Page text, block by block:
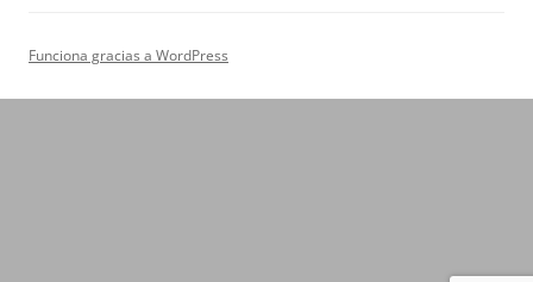
Funciona gracias a WordPress